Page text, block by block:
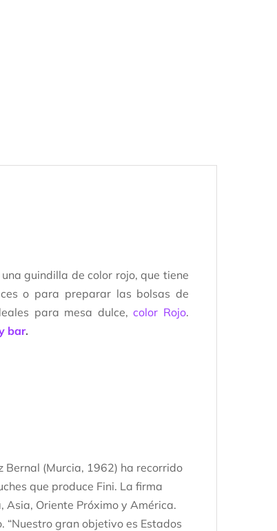
guindilla de color rojo, que tiene
o para preparar las bolsas de
para mesa dulce,color Rojo.
bar.
Bernal (Murcia, 1962) ha recorrido
que produce Fini. La firma
Asia, Oriente Próximo y América.
“Nuestro gran objetivo es Estados